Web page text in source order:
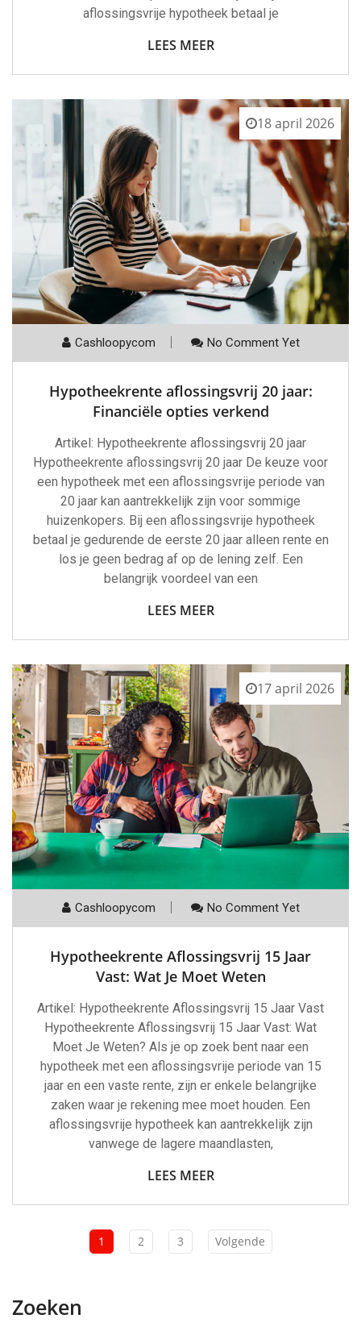
aflossingsvrije hypotheek betaal je
LEES MEER
18 april 2026
Cashloopycom No Comment Yet
Hypotheekrente aflossingsvrij 20 jaar:
Financiële opties verkend
Artikel: Hypotheekrente aflossingsvrij 20 jaar
Hypotheekrente aflossingsvrij 20 jaar De keuze voor
een hypotheek met een aflossingsvrije periode van
20 jaar kan aantrekkelijk zijn voor sommige
huizenkopers. Bij een aflossingsvrije hypotheek
betaal je gedurende de eerste 20 jaar alleen rente en
los je geen bedrag af op de lening zelf. Een
belangrijk voordeel van een
LEES MEER
17 april 2026
Cashloopycom No Comment Yet
Hypotheekrente Aflossingsvrij 15 Jaar
Vast: Wat Je Moet Weten
Artikel: Hypotheekrente Aflossingsvrij 15 Jaar Vast
Hypotheekrente Aflossingsvrij 15 Jaar Vast: Wat
Moet Je Weten? Als je op zoek bent naar een
hypotheek met een aflossingsvrije periode van 15
jaar en een vaste rente, zijn er enkele belangrijke
zaken waar je rekening mee moet houden. Een
aflossingsvrije hypotheek kan aantrekkelijk zijn
vanwege de lagere maandlasten,
LEES MEER
1 2 3 Volgende
Zoeken